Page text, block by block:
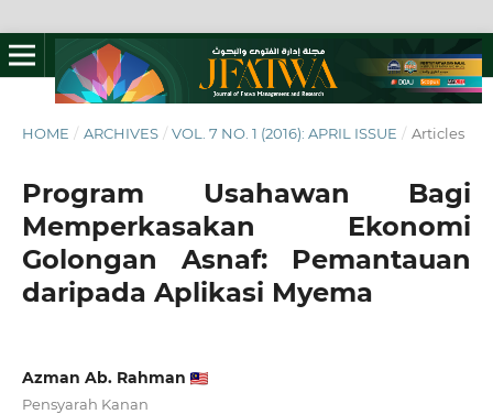
HOME / ARCHIVES / VOL. 7 NO. 1 (2016): APRIL ISSUE / Articles
Program Usahawan Bagi
Memperkasakan Ekonomi
Golongan Asnaf: Pemantauan
daripada Aplikasi Myema
Azman Ab. Rahman
Pensyarah Kanan